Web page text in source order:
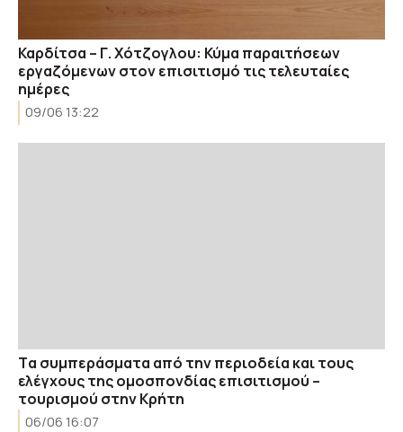
Καρδίτσα – Γ. Χότζογλου: Κύμα παραιτήσεων
εργαζόμενων στον επισιτισμό τις τελευταίες
ημέρες
09/06 13:22
Tα συμπεράσματα από την περιοδεία και τους
ελέγχους της ομοσπονδίας επισιτισμού –
τουρισμού στην Κρήτη
06/06 16:07